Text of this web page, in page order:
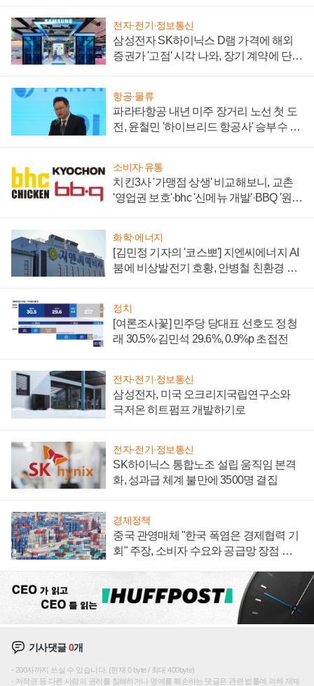
전자·전기·정보통신
삼성전자 SK하이닉스 D램 가격에 해외
증권가 '고점' 시각 나와, 장기 계약에 단점
항공·물류
파라타항공 내년 미주 장거리 노선 첫 도
전, 윤철민 '하이브리드 항공사' 승부수 통
소비자·유통
치킨3사 '가맹점 상생' 비교해보니, 교촌
'영업권 보호'·bhc '신메뉴 개발'·BBQ '원가
화학·에너지
[김민정 기자의 '코스뽀'] 지엔씨에너지 AI
붐에 비상발전기 호황, 안병철 친환경 에
정치
[여론조사꽃] 민주당 당대표 선호도 정청
래 30.5%·김민석 29.6%, 0.9%p 초접전
전자·전기·정보통신
삼성전자, 미국 오크리지국립연구소와
극저온 히트펌프 개발하기로
전자·전기·정보통신
SK하이닉스 통합노조 설립 움직임 본격
화, 성과급 체계 불만에 3500명 결집
경제정책
중국 관영매체 "한국 폭염은 경제협력 기
회" 주장, 소비자 수요와 공급망 장점 강
기사댓글0개
200자까지 쓰실 수 있습니다. (현재 0 byte / 최대 400byte)
저작권 등 다른 사람의 권리를 침해하거나 명예를 훼손하는 댓글은 관련 법률에 의해 제재